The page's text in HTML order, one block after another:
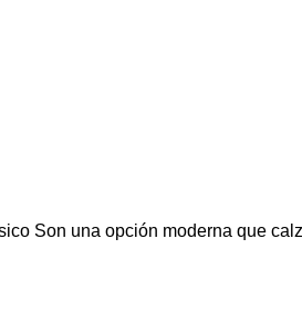
Son una opción moderna que